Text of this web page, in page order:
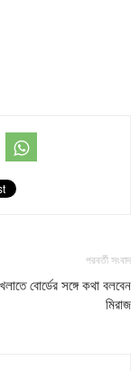
পরবর্তী সংবাদ
বোর্ডের সঙ্গে কথা বলবেন
মিরাজ